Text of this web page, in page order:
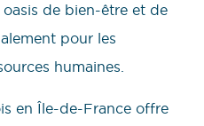
oasis de bien-être et de
pour les
humaines.
en Île-de-France offre